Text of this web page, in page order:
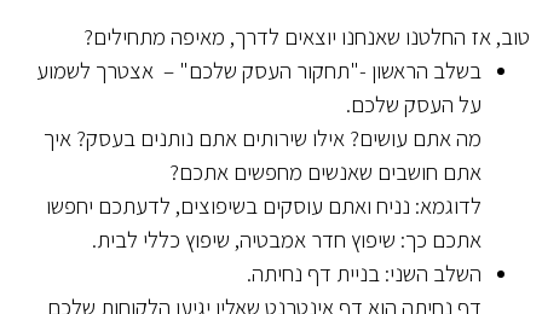
טוב, אז החלטנו שאנחנו יוצאים לדרך, מאיפה מתחילים?
בשלב הראשון -"תחקור העסק שלכם" – אצטרך לשמוע
על העסק שלכם.
מה אתם עושים? אילו שירותים אתם נותנים בעסק? איך
אתם חושבים שאנשים מחפשים אתכם?
לדוגמא: נניח ואתם עוסקים בשיפוצים, לדעתכם יחפשו
אתכם כך: שיפוץ חדר אמבטיה, שיפוץ כללי לבית.
השלב השני: בניית דף נחיתה.
דף נחיתה הוא דף אינטרנט שאליו יגיעו הלקוחות שלכם